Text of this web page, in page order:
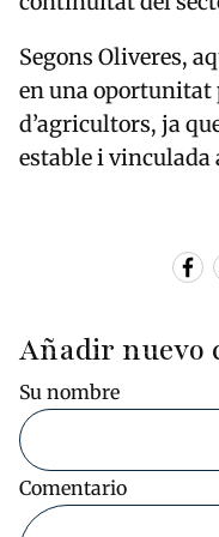
Segons Oliveres,
en una oportunitat
d’agricultors, ja
estable i
Añadir nuevo
Su nombre
Comentario